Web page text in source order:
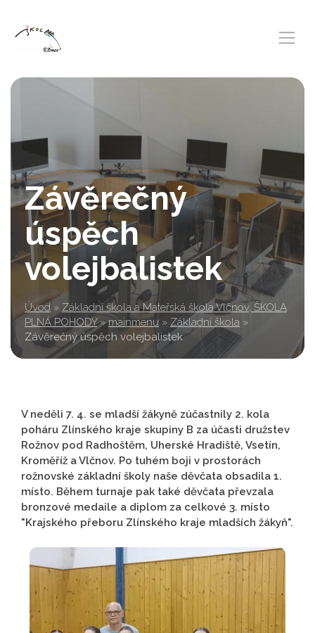
Závěrečný
úspěch
volejbalistek
Úvod » Základní škola a Mateřská škola Vlčnov, ŠKOLA
PLNÁ POHODY » mainmenu » Základní škola »
Závěrečný úspěch volejbalistek
V neděli 7. 4. se mladší žákyně zúčastnily 2. kola
poháru Zlínského kraje skupiny B za účasti družstev
Rožnov pod Radhoštěm, Uherské Hradiště, Vsetín,
Kroměříž a Vlčnov. Po tuhém boji v prostorách
rožnovské základní školy naše děvčata obsadila 1.
místo. Během turnaje pak také děvčata převzala
bronzové medaile a diplom za celkové 3. místo
"Krajského přeboru Zlínského kraje mladších žákyň".